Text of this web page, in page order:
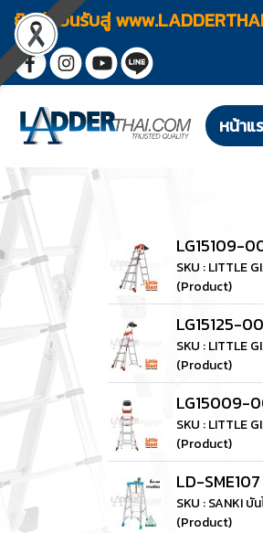
ยินดีต้อนรับสู่
หน้าแ
LG15109-
SKU : LITTLE
(Product)
LG15125-
SKU : LITTLE
(Product)
LG15009-
SKU : LITTLE
(Product)
LD-
SKU : SANKI บั
(Product)